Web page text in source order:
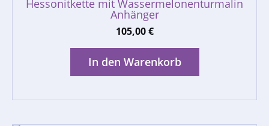
Hessonitkette mit Wassermelonenturmalin
Anhänger
105,00€
In den Warenkorb